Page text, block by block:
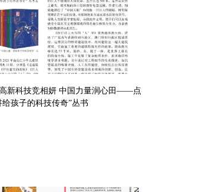
新科技竞相妍 中国力量润心田——点
孩子的科技传奇”丛书